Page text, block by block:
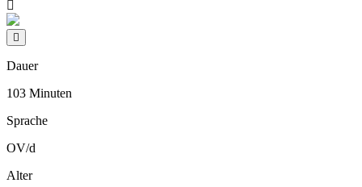
Dauer
103 Minuten
Sprache
OV/d
Alter